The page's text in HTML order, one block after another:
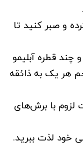
کرده و صبر کنید تا
چند قطره آبلیمو
هر یک به ذائقه
لزوم با برش‌های
خود لذت ببرید.